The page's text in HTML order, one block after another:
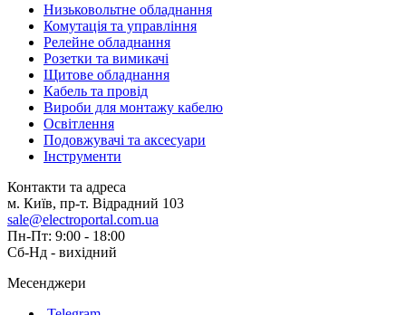
Низьковольтне обладнання
Комутація та управління
Релейне обладнання
Розетки та вимикачі
Щитове обладнання
Кабель та провід
Вироби для монтажу кабелю
Освітлення
Подовжувачі та аксесуари
Інструменти
Контакти та адреса
м. Київ, пр-т. Відрадний 103
sale@electroportal.com.ua
Пн-Пт: 9:00 - 18:00
Сб-Нд - вихідний
Месенджери